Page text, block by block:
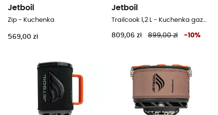
Jetboil
Zip - Kuchenka
569,00 zł
Jetboil
Trailcook 1,2 L - Kuchenka gazowa turystyczna
809,06 zł 899,00 zł -10%